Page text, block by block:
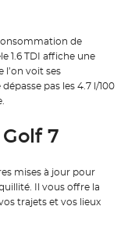
de
1.6 TDI affiche une
l’on voit ses
pas les 4.7 l/100
7
mises à jour pour
Il vous offre la
trajets et vos lieux